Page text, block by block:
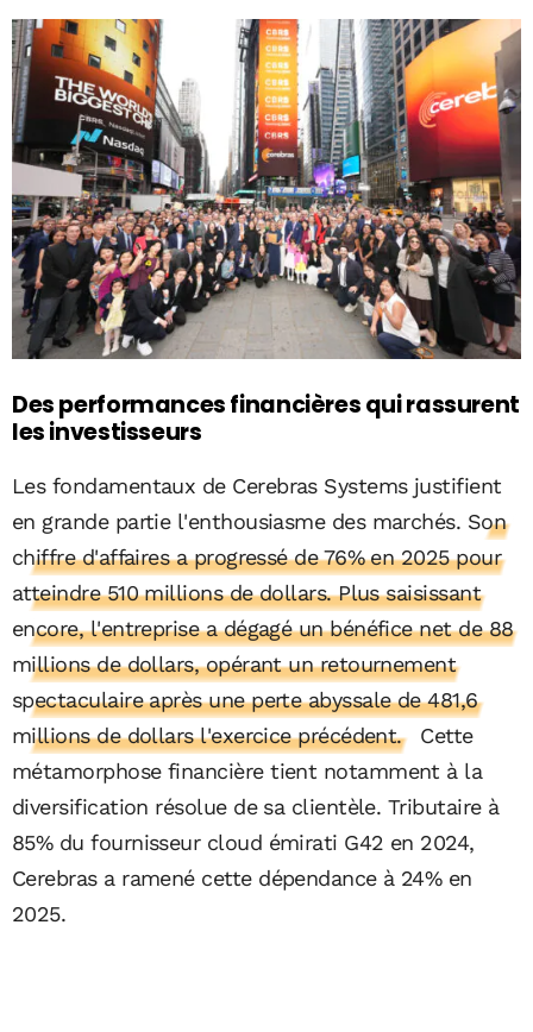
Des performances financières qui rassurent
les investisseurs
Les fondamentaux de Cerebras Systems justifient
en grande partie l'enthousiasme des marchés. Son
chiffre d'affaires a progressé de 76% en 2025 pour
atteindre 510 millions de dollars. Plus saisissant
encore, l'entreprise a dégagé un bénéfice net de 88
millions de dollars, opérant un retournement
spectaculaire après une perte abyssale de 481,6
millions de dollars l'exercice précédent.
Cette
métamorphose financière tient notamment à la
diversification résolue de sa clientèle. Tributaire à
85% du fournisseur cloud émirati G42 en 2024,
Cerebras a ramené cette dépendance à 24% en
2025.